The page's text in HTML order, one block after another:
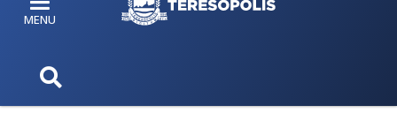
MENU